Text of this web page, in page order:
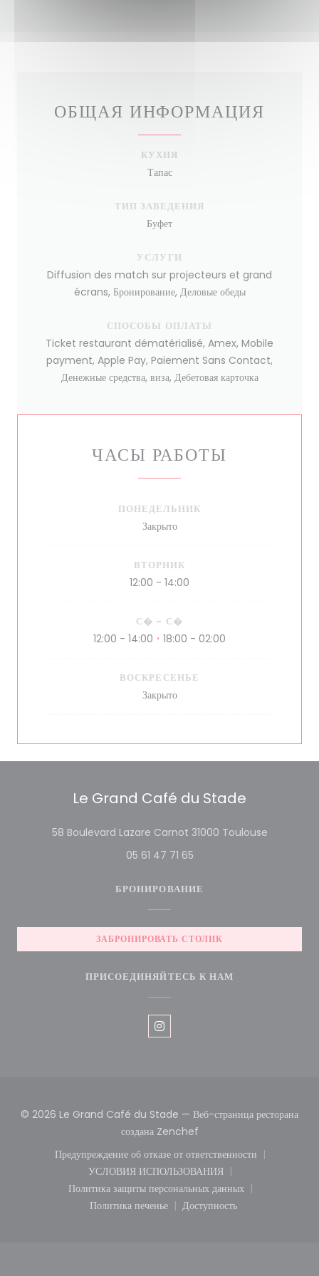
ОБЩАЯ ИНФОРМАЦИЯ
КУХНЯ
Тапас
ТИП ЗАВЕДЕНИЯ
Буфет
УСЛУГИ
Diffusion des match sur projecteurs et grand
écrans, Бронирование, Деловые обеды
СПОСОБЫ ОПЛАТЫ
Ticket restaurant dématérialisé, Amex, Mobile
payment, Apple Pay, Paiement Sans Contact,
Денежные средства, виза, Дебетовая карточка
ЧАСЫ РАБОТЫ
ПОНЕДЕЛЬНИК
Закрыто
ВТОРНИК
12:00 - 14:00
С� - С�
12:00 - 14:00 • 18:00 - 02:00
ВОСКРЕСЕНЬЕ
Закрыто
Le Grand Café du Stade
58 Boulevard Lazare Carnot 31000 Toulouse
05 61 47 71 65
БРОНИРОВАНИЕ
ЗАБРОНИРОВАТЬ СТОЛИК
ПРИСОЕДИНЯЙТЕСЬ К НАМ
Instagram ((открывается в
© 2026 Le Grand Café du Stade — Веб-страница ресторана
создана Zenchef((открывается в новом
Предупреждение об отказе от ответственности
((открывается в новом окне))
УСЛОВИЯ ИСПОЛЬЗОВАНИЯ
((открывается в новом окне))
Политика защиты персональных данных
((открывается в новом окне))
Политика печенье
((открывается в новом окне))
Доступность
((открывается в новом